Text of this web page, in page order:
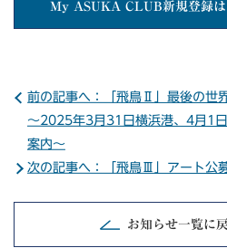
My ASUKA CLUB新規登録は
前の記事へ：「飛鳥Ⅱ」最後の世
～2025年3月31日横浜港、4月1
案内～
次の記事へ：「飛鳥Ⅲ」アート公
お知らせ一覧に